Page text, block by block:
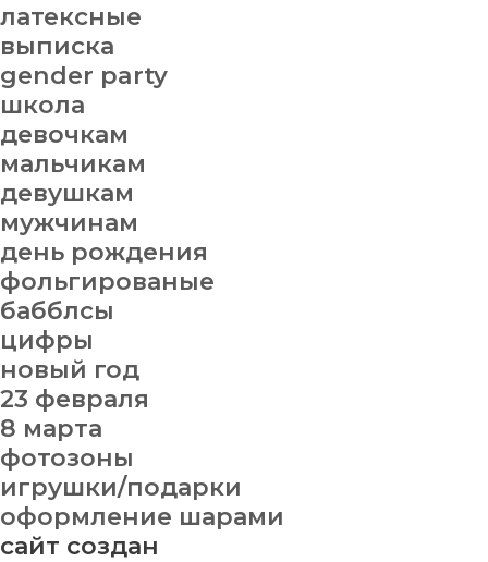
латексные
выписка
gender party
школа
девочкам
мальчикам
девушкам
мужчинам
день рождения
фольгированые
бабблсы
цифры
новый год
23 февраля
8 марта
фотозоны
игрушки/подарки
оформление шарами
сайт создан